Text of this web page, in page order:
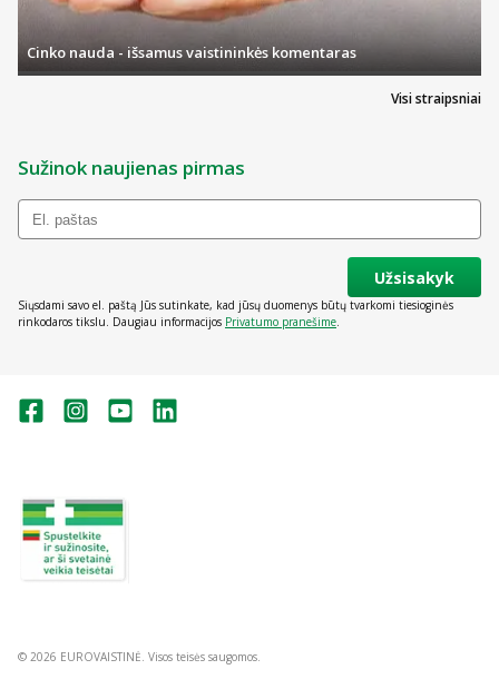
Visi straipsniai
Cinko nauda - išsamus vaistininkės komentaras
Sužinok naujienas pirmas
Užsisakyk
Siųsdami savo el. paštą Jūs sutinkate, kad jūsų duomenys būtų tvarkomi tiesioginės
rinkodaros tikslu. Daugiau informacijos Privatumo pranešime.
© 2026 EUROVAISTINĖ. Visos teisės saugomos.